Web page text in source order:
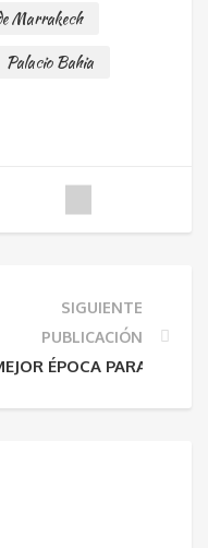
Marrakech
Palacio Bahia
PARA
SIGUIENTE
PUBLICACIÓN
ÉPOCA PARA